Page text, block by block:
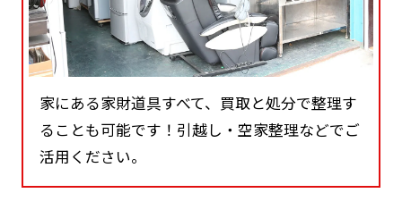
家にある家財道具すべて、買取と処分で整理す
ることも可能です！引越し・空家整理などでご
活用ください。